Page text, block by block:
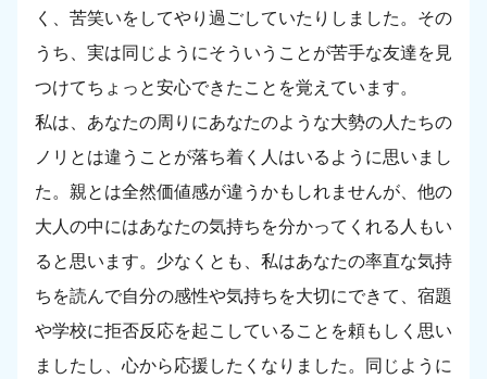
く、苦笑いをしてやり過ごしていたりしました。その
うち、実は同じようにそういうことが苦手な友達を見
つけてちょっと安心できたことを覚えています。
私は、あなたの周りにあなたのような大勢の人たちの
ノリとは違うことが落ち着く人はいるように思いまし
た。親とは全然価値感が違うかもしれませんが、他の
大人の中にはあなたの気持ちを分かってくれる人もい
ると思います。少なくとも、私はあなたの率直な気持
ちを読んで自分の感性や気持ちを大切にできて、宿題
や学校に拒否反応を起こしていることを頼もしく思い
ましたし、心から応援したくなりました。同じように